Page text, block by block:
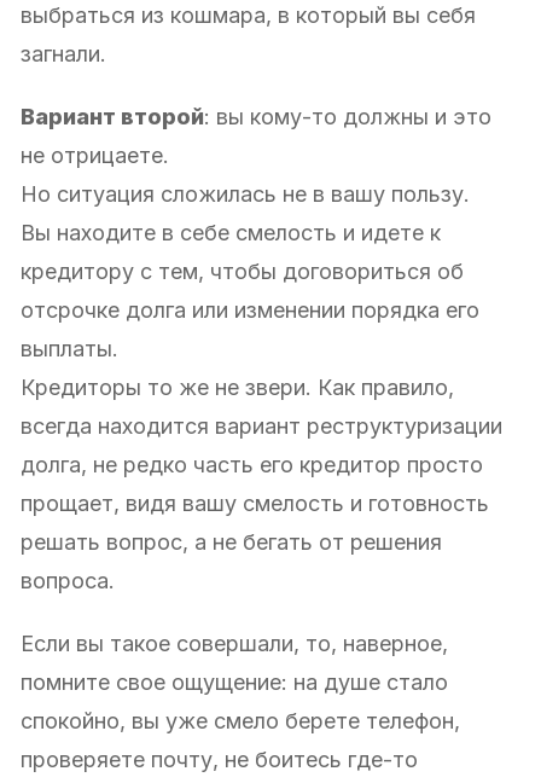
выбраться из кошмара, в который вы себя
загнали.
Вариант второй: вы кому-то должны и это
не отрицаете.
Но ситуация сложилась не в вашу пользу.
Вы находите в себе смелость и идете к
кредитору с тем, чтобы договориться об
отсрочке долга или изменении порядка его
выплаты.
Кредиторы то же не звери. Как правило,
всегда находится вариант реструктуризации
долга, не редко часть его кредитор просто
прощает, видя вашу смелость и готовность
решать вопрос, а не бегать от решения
вопроса.
Если вы такое совершали, то, наверное,
помните свое ощущение: на душе стало
спокойно, вы уже смело берете телефон,
проверяете почту, не боитесь где-то